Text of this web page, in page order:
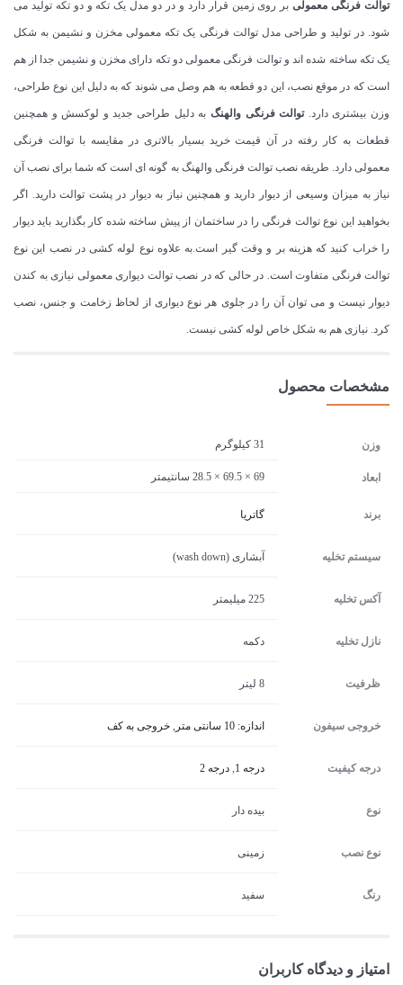
توالت فرنگی معمولیبر روی زمین قرار دارد و در دو مدل یک تکه و دو تکه تولید می
شود. در تولید و طراحی مدل توالت فرنگی یک تکه معمولی مخزن و نشیمن به شکل
یک تکه ساخته شده­ اند و توالت فرنگی معمولی دو تکه دارای مخزن و نشیمن جدا از هم
است که در موقع نصب، این دو قطعه به هم وصل می شوند که به دلیل این نوع طراحی،
وزن بیشتری دارد. توالت فرنگی والهنگ به دلیل طراحی جدید و لوکسش و همچنین
قطعات به کار رفته در آن قیمت خرید بسیار بالاتری در مقایسه با توالت فرنگی
معمولی دارد. طریقه نصب توالت فرنگی والهنگ به گونه ای است که شما برای نصب آن
نیاز به میزان وسیعی از دیوار دارید و همچنین نیاز به دیوار در پشت توالت دارید. اگر
بخواهید این نوع توالت فرنگی را در ساختمان از پیش ساخته شده کار بگذارید باید دیوار
را خراب کنید که هزینه بر و وقت گیر است.به علاوه نوع لوله کشی در نصب این نوع
توالت فرنگی متفاوت است. در حالی که در نصب توالت دیواری معمولی نیازی به کندن
دیوار نیست و می توان آن را در جلوی هر نوع دیواری از لحاظ زخامت و جنس، نصب
کرد. نیازی هم به شکل خاص لوله کشی نیست.
مشخصات محصول
وزن 31 کیلوگرم
ابعاد 69 × 69.5 × 28.5 سانتیمتر
برند گاتریا
سیستم تخلیه آبشاری (wash down)
آکس تخلیه 225 میلیمتر
نازل تخلیه دکمه
ظرفیت 8 لیتر
خروجی سیفون اندازه: 10 سانتی متر , خروجی به کف
درجه کیفیت درجه 1 , درجه 2
نوع بیده دار
نوع نصب زمینی
رنگ سفید
امتیاز و دیدگاه کاربران